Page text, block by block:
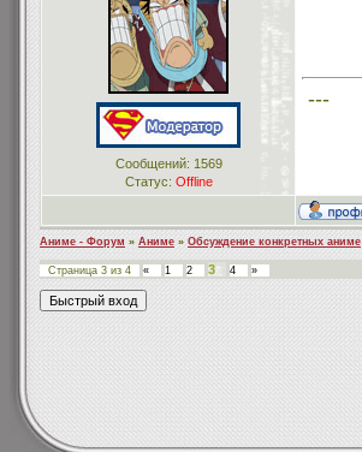
Сообщений: 1569
Статус: Offline
---
Аниме - Форум » Аниме » Обсуждение конкретных аниме
Страница 3 из 4 « 1 2 3 4 »